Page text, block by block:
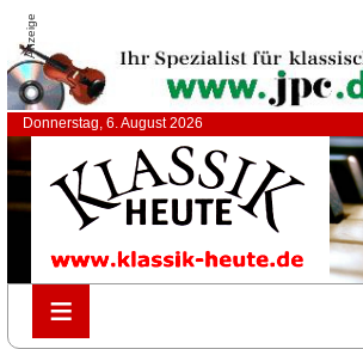
Anzeige
Donnerstag, 6. August 2026
≡
≡